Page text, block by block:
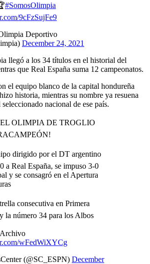
#SomosOlimpia
9cFzSujFe9
Deportivo
December 24, 2021
llegó a los 34 títulos en el historial del
que Real España suma 12 campeonatos.
el equipo blanco de la capital hondureña
historia, mientras su nombre ya resuena
nacional de ese país.
OLIMPIA DE TROGLIO
dirigido por el DT argentino
a Real España, se impuso 3-0
y se consagró en el Apertura
consecutiva en Primera
la número 34 para los Albos
wFedWiXYCg
(@SC_ESPN) December